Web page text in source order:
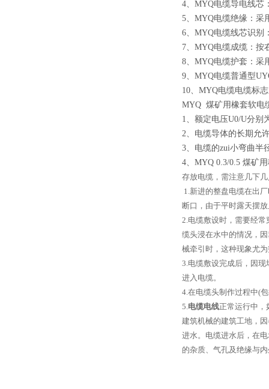
4、 MYQ电缆导电线芯
5、 MYQ电缆绝缘：采
6、 MYQ电缆线芯识别
7、 MYQ电缆成缆：按
8、 MYQ电缆护套：采
9、 MYQ电缆普通型
10、 MYQ电缆电缆标
MYQ 煤矿用橡套软电
1、额定电压U0/U分别
2、电缆导体的长期允
3、电缆的zui小弯曲半
4、 MYQ 0.3/0.5 煤矿
存放电缆，需注意几下
1.新进的整盘电缆在出
断口，由于平时露天摆
2.电缆敷设时，需要经
缆头浸在水中的情况，
械牵引时，这种现象尤
3.电缆敷设完成后，因
进入电缆。
4.在电缆头制作过程中(
5.电缆电线正常运行中，
建筑机械的建筑工地，
进水。电缆进水后，在
的杂质、气孔及绝缘与